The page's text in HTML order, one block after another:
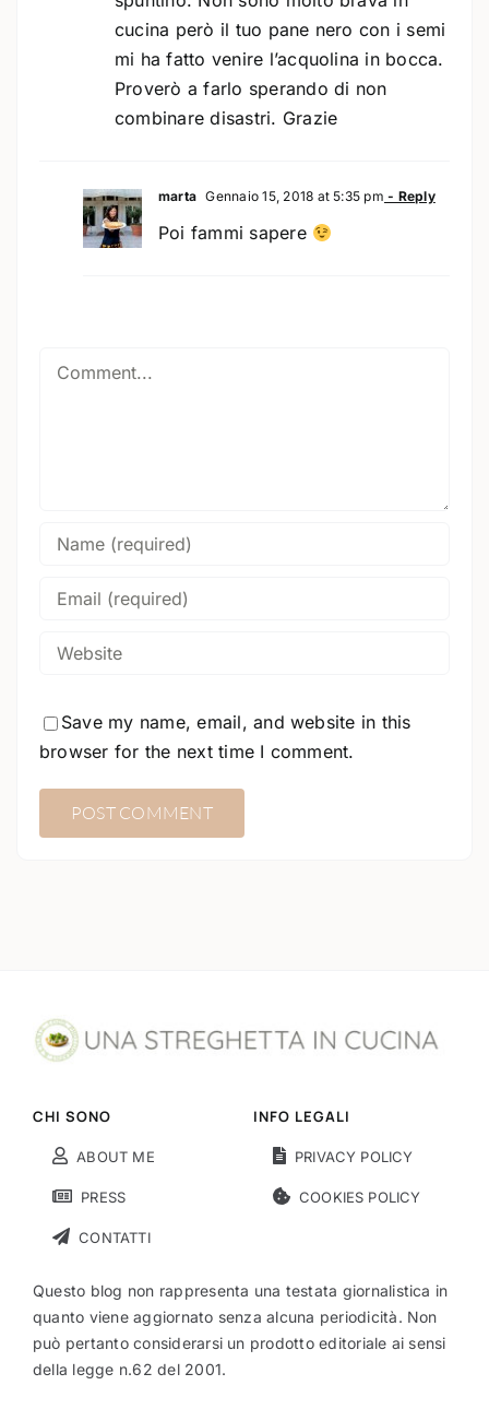
cucina però il tuo pane nero con i semi
mi ha fatto venire l’acquolina in bocca.
Proverò a farlo sperando di non
combinare disastri. Grazie
marta Gennaio 15, 2018 at 5:35 pm - Reply
Poi fammi sapere
Save my name, email, and website in this
browser for the next time I comment.
CHI SONO
ABOUT ME
PRESS
CONTATTI
INFO LEGALI
PRIVACY POLICY
COOKIES POLICY
Questo blog non rappresenta una testata giornalistica in
quanto viene aggiornato senza alcuna periodicità. Non
può pertanto considerarsi un prodotto editoriale ai sensi
della legge n.62 del 2001.